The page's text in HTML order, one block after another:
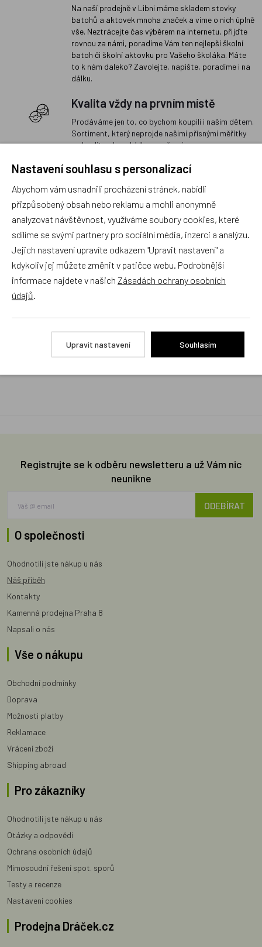
Na naší prodejně v Libni máme skladem stovky
batohů a aktovek mnoha značek a víme o nich úplně
vše. Neztrácejte čas výběrem na internetu, přijďte
rovnou za námi, poradíme Vám ten nejlepší školní
batoh či školní aktovku pro Vašeho školáka. Máte
to k nám daleko? Zavolejte, napište, poradíme i na
dálku.
Kvalita vždy na prvním místě
Prodáváme jen to, co bychom koupili i našim dětem.
Sortiment, který neprojde našimi přísnými měřítky
na kvalitu, do nabídky nezařazujeme.
Rychlé vyřízení reklamace i na dálku
Pokud to povaha vady umožňuje (zjevná
neopravitelnost výrobku), reklamaci vyřídíme i na
základě pouhého zaslání fotografií na náš email a
vyměníme zboží kus za kus. Vždy se snažíme šetřit
Váš čas a peníze. Můžeme si to dovolit, protože
naše kvalitní zboží zákazníci téměř nereklamují.
Milujeme české výrobky
Objednávky obsahující jen skladové položky
expedujeme i v den objednávky, ostatní dle dodací
Registrujte se k odběru newsletteru a už Vám nic
neunikne
ODEBÍRAT
O společnosti
Ohodnotili jste nákup u nás
Náš příběh
Kontakty
Kamenná prodejna Praha 8
Napsali o nás
Vše o nákupu
Obchodní podmínky
Doprava
Možnosti platby
Reklamace
Vrácení zboží
Shipping abroad
Pro zákazníky
Ohodnotili jste nákup u nás
Otázky a odpovědi
Ochrana osobních údajů
Mimosoudní řešení spot. sporů
Testy a recenze
Nastavení cookies
Prodejna Dráček.cz
Nastavení souhlasu s personalizací
Abychom vám usnadnili procházení stránek, nabídli
přizpůsobený obsah nebo reklamu a mohli anonymně
analyzovat návštěvnost, využíváme soubory cookies, které
sdílíme se svými partnery pro sociální média, inzerci a analýzu.
Jejich nastavení upravíte odkazem "Upravit nastavení" a
kdykoliv jej můžete změnit v patičce webu. Podrobnější
informace najdete v našich Zásadách ochrany osobních
údajů
Upravit nastavení Souhlasím